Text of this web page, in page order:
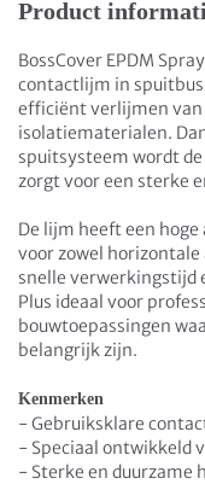
Product
BossCover EPDM
contactlijm in
efficiënt verlijmen van
isolatiematerialen.
spuitsysteem wordt
zorgt voor een sterke
De lijm heeft een
voor zowel horizontale
snelle verwerkingstijd
Plus ideaal voor
bouwtoepassingen
belangrijk zijn.
Kenmerken
- Gebruiksklare
- Speciaal ontwikkeld
- Sterke en duurzame